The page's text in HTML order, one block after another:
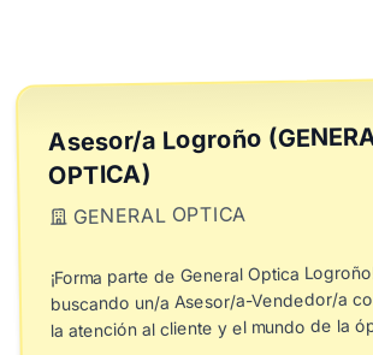
Asesor/a Logroño
OPTICA)
GENERAL OPTICA
¡Forma parte de General Optica
buscando un/a Asesor/a-Vendedor/a
la atención al cliente y el mundo de la